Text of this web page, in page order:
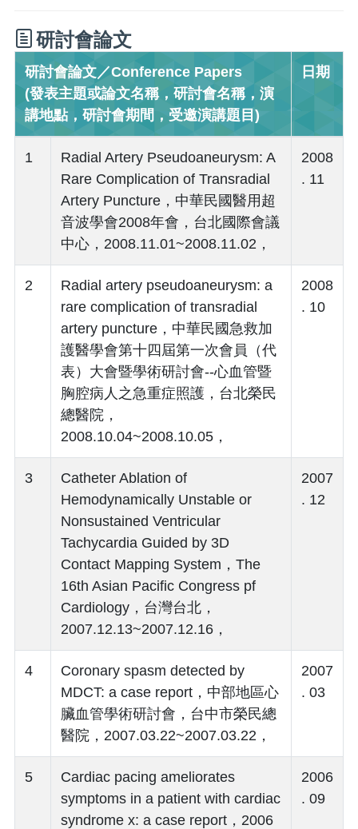
研討會論文
研討會論文／Conference Papers
(發表主題或論文名稱，研討會名稱，演
講地點，研討會期間，受邀演講題目)
日期
1
Radial Artery Pseudoaneurysm: A
Rare Complication of Transradial
Artery Puncture，中華民國醫用超
音波學會2008年會，台北國際會議
中心，2008.11.01~2008.11.02，
2008
. 11
2
Radial artery pseudoaneurysm: a
rare complication of transradial
artery puncture，中華民國急救加
護醫學會第十四屆第一次會員（代
表）大會暨學術研討會--心血管暨
胸腔病人之急重症照護，台北榮民
總醫院，
2008.10.04~2008.10.05，
2008
. 10
3
Catheter Ablation of
Hemodynamically Unstable or
Nonsustained Ventricular
Tachycardia Guided by 3D
Contact Mapping System，The
16th Asian Pacific Congress pf
Cardiology，台灣台北，
2007.12.13~2007.12.16，
2007
. 12
4
Coronary spasm detected by
MDCT: a case report，中部地區心
臟血管學術研討會，台中市榮民總
醫院，2007.03.22~2007.03.22，
2007
. 03
5
Cardiac pacing ameliorates
symptoms in a patient with cardiac
syndrome x: a case report，2006
2006
. 09